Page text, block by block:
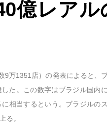
億レアル
9万1351店）の発表によると、
た。この数字はブラジル国内
相当するという。ブラジルの
る。